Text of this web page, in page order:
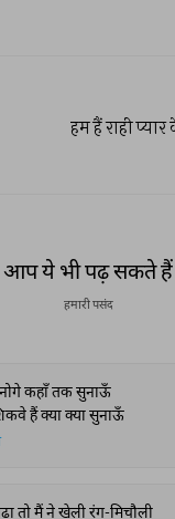
हम हैं राही
आप ये भी पढ़ सकते हैं
हमारी पसंद
कहाँ तक सुनाऊँ
हैं क्या क्या सुनाऊँ
तो मैं ने खेली रंग-मिचौली